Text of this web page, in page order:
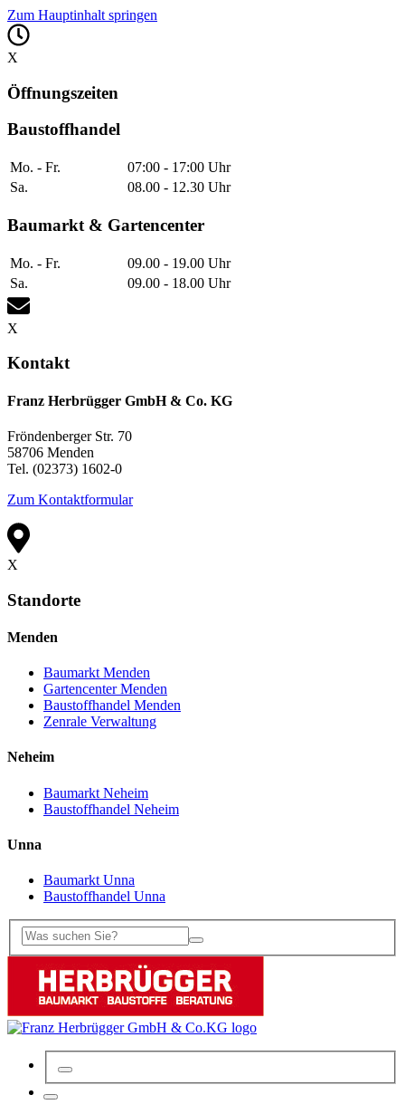
Zum Hauptinhalt springen
X
Öffnungszeiten
Baustoffhandel
Mo. - Fr.
07:00 - 17:00 Uhr
Sa.
08.00 - 12.30 Uhr
Baumarkt & Gartencenter
Mo. - Fr.
09.00 - 19.00 Uhr
Sa.
09.00 - 18.00 Uhr
X
Kontakt
Franz Herbrügger GmbH & Co. KG
Fröndenberger Str. 70
58706 Menden
Tel. (02373) 1602-0
Zum Kontaktformular
X
Standorte
Menden
Baumarkt Menden
Gartencenter Menden
Baustoffhandel Menden
Zenrale Verwaltung
Neheim
Baumarkt Neheim
Baustoffhandel Neheim
Unna
Baumarkt Unna
Baustoffhandel Unna